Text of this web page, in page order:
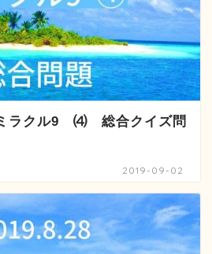
ラクル9 ⑷ 総合クイズ問
2019-09-02